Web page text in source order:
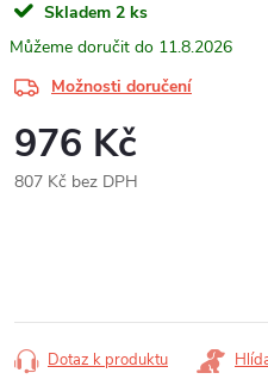
Skladem 2 ks
11.8.2026
Možnosti doručení
976 Kč
807 Kč bez DPH
Dotaz k produktu